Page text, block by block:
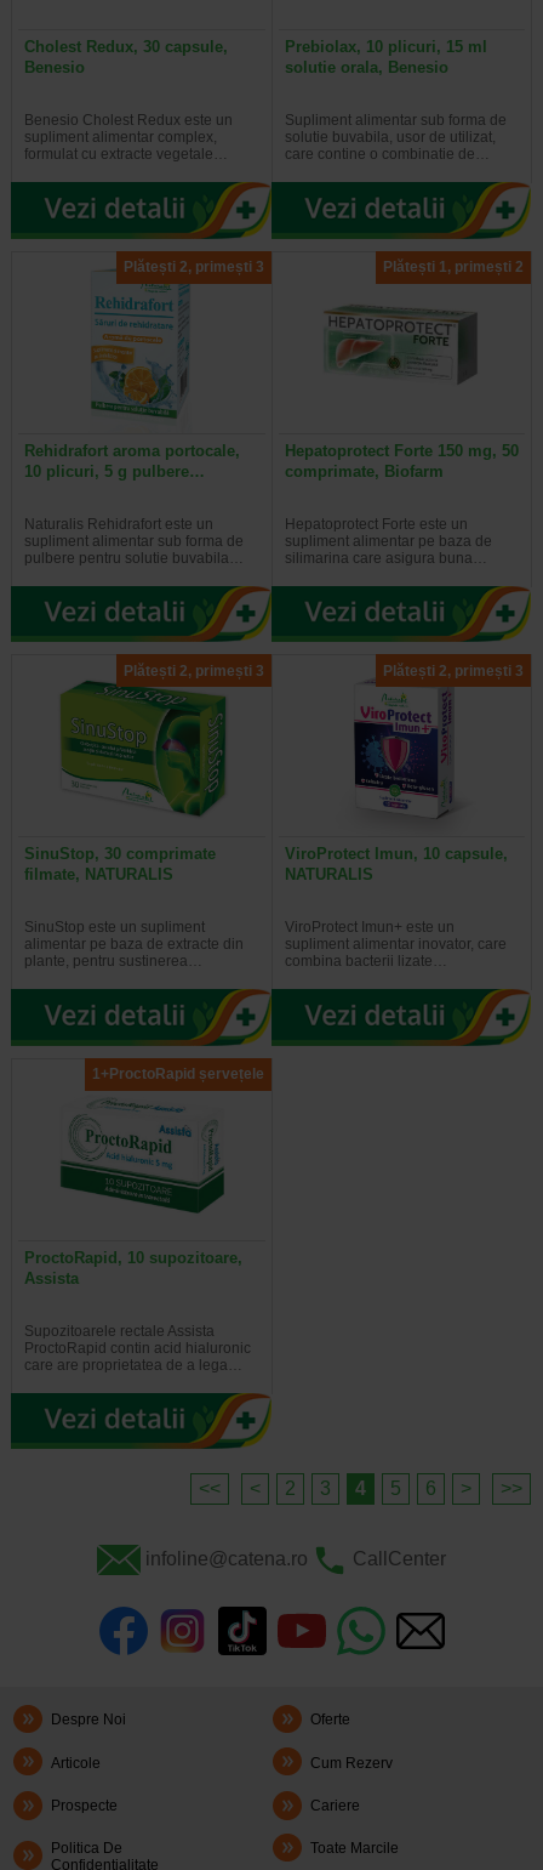
Cholest Redux, 30 capsule,
Benesio
Benesio Cholest Redux este un
supliment alimentar complex,
formulat cu extracte vegetale…
Prebiolax, 10 plicuri, 15 ml
solutie orala, Benesio
Supliment alimentar sub forma de
solutie buvabila, usor de utilizat,
care contine o combinatie de…
Plătești 2, primești 3
Rehidrafort aroma portocale,
10 plicuri, 5 g pulbere…
Naturalis Rehidrafort este un
supliment alimentar sub forma de
pulbere pentru solutie buvabila…
Plătești 1, primești 2
Hepatoprotect Forte 150 mg, 50
comprimate, Biofarm
Hepatoprotect Forte este un
supliment alimentar pe baza de
silimarina care asigura buna…
Plătești 2, primești 3
SinuStop, 30 comprimate
filmate, NATURALIS
SinuStop este un supliment
alimentar pe baza de extracte din
plante, pentru sustinerea…
Plătești 2, primești 3
ViroProtect Imun, 10 capsule,
NATURALIS
ViroProtect Imun+ este un
supliment alimentar inovator, care
combina bacterii lizate…
1+ProctoRapid șervețele
ProctoRapid, 10 supozitoare,
Assista
Supozitoarele rectale Assista
ProctoRapid contin acid hialuronic
care are proprietatea de a lega…
<< < 2 3 4 5 6 > >>
infoline@catena.ro CallCenter
Despre Noi Oferte
Articole Cum Rezerv
Prospecte Cariere
Politica De
Confidentialitate
Toate Marcile